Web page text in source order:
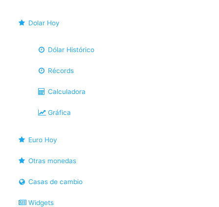
Dolar Hoy
Dólar Histórico
Récords
Calculadora
Gráfica
Euro Hoy
Otras monedas
Casas de cambio
Widgets